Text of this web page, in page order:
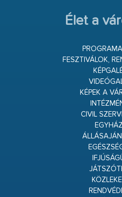
Élet a
FESZTIVÁLOK,
KÉPEK A
CIVIL